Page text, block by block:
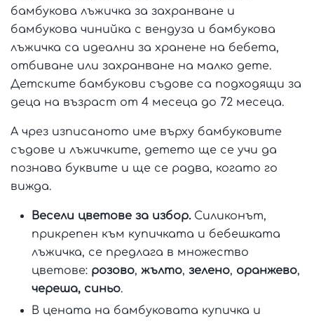
бамбукова лъжичка за захранване и
бамбукова чинийка с вендуза и бамбукова
лъжичка са идеални за хранене на бебета,
отбиване или захранване на малко дете.
Детските бамбукови съдове са подходящи за
деца на възраст от 4 месеца до 72 месеца.
А чрез изписаното име върху бамбуковите
съдове и лъжичките, детето ще се учи да
познава буквите и ще се радва, когато го
вижда.
Весели цветове за избор. Силиконът,
прикрепен към купичката и бебешката
лъжичка, се предлага в множество
цветове: розово, жълто, зелено, оранжево,
череша, синьо.
В цената на бамбуковата купичка и